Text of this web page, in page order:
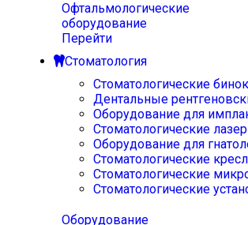
Офтальмологические
оборудование
Перейти
Стоматология
Стоматологические
Дентальные
Оборудование для
Стоматологические
Оборудование для
Стоматологические
Стоматологические
Стоматологические
Оборудование